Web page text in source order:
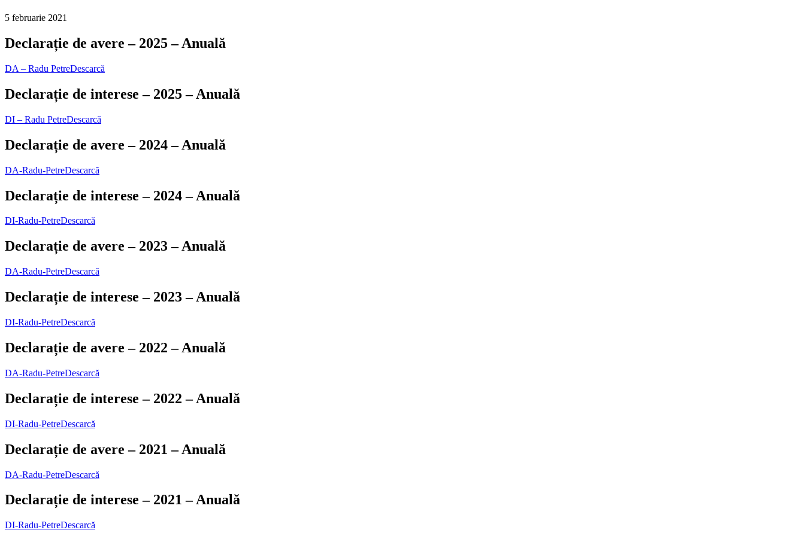
5 februarie 2021
Declarație de avere – 2025 – Anuală
DA – Radu PetreDescarcă
Declarație de interese – 2025 – Anuală
DI – Radu PetreDescarcă
Declarație de avere – 2024 – Anuală
DA-Radu-PetreDescarcă
Declarație de interese – 2024 – Anuală
DI-Radu-PetreDescarcă
Declarație de avere – 2023 – Anuală
DA-Radu-PetreDescarcă
Declarație de interese – 2023 – Anuală
DI-Radu-PetreDescarcă
Declarație de avere – 2022 – Anuală
DA-Radu-PetreDescarcă
Declarație de interese – 2022 – Anuală
DI-Radu-PetreDescarcă
Declarație de avere – 2021 – Anuală
DA-Radu-PetreDescarcă
Declarație de interese – 2021 – Anuală
DI-Radu-PetreDescarcă